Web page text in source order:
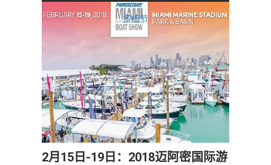
多细节
2月15日-19日：2018迈阿密国际游